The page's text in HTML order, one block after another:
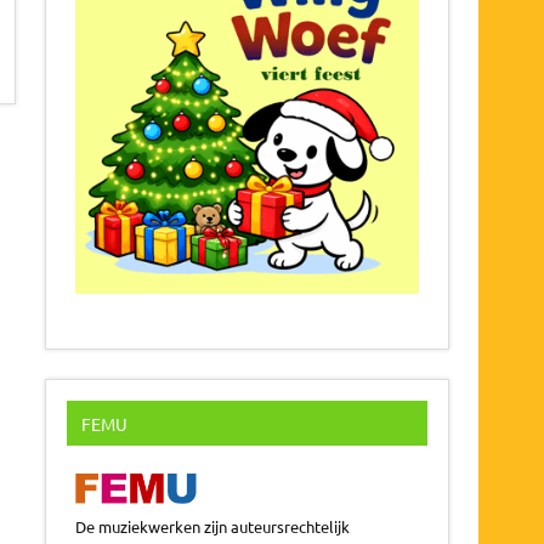
FEMU
De muziekwerken zijn auteursrechtelijk